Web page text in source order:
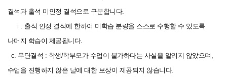
결석과 출석 미인정 결석으로 구분합니다.
ⅰ. 출석 인정 결석에 한하여 미학습 분량을 스스로 수행할 수 있도록
나머지 학습이 제공됩니다.
c. 무단결석 : 학생/학부모가 수업이 불가하다는 사실을 알리지 않았으며,
수업을 진행하지 않은 날에 대한 보상이 제공되지 않습니다.